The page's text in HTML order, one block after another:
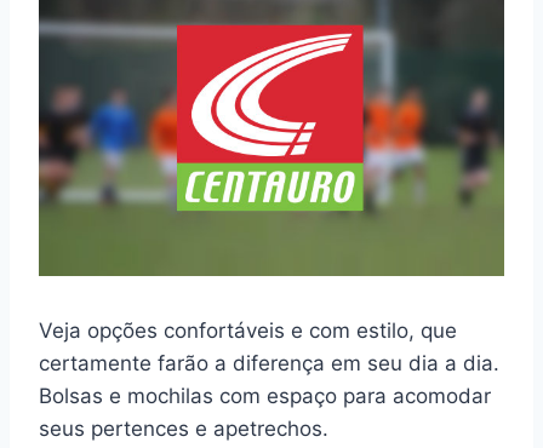
Veja opções confortáveis e com estilo, que
certamente farão a diferença em seu dia a dia.
Bolsas e mochilas com espaço para acomodar
seus pertences e apetrechos.